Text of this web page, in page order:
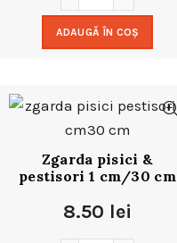
ADAUGĂ ÎN COȘ
Zgarda pisici &
pestisori 1 cm/30 cm
8.50 lei